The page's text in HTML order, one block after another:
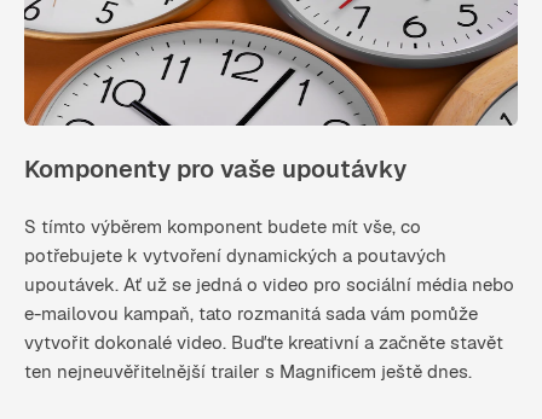
Komponenty pro vaše upoutávky
S tímto výběrem komponent budete mít vše, co
potřebujete k vytvoření dynamických a poutavých
upoutávek. Ať už se jedná o video pro sociální média nebo
e-mailovou kampaň, tato rozmanitá sada vám pomůže
vytvořit dokonalé video. Buďte kreativní a začněte stavět
ten nejneuvěřitelnější trailer s Magnificem ještě dnes.